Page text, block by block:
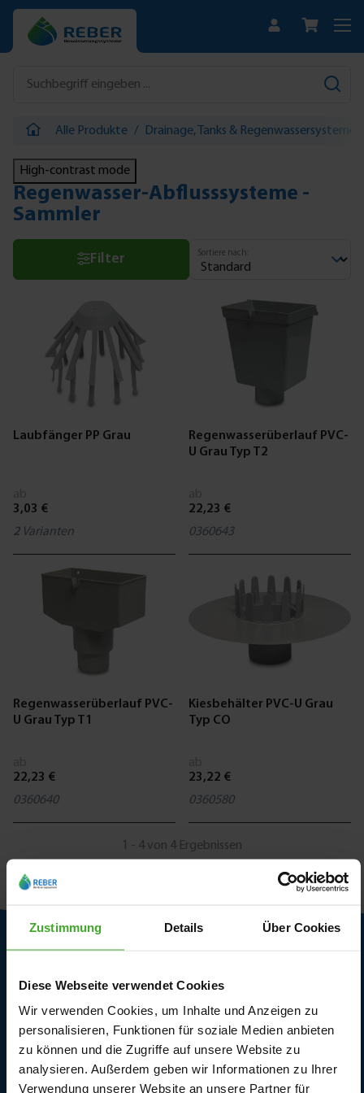
Zustimmung Details Über Cookies
Diese Webseite verwendet Cookies
Wir verwenden Cookies, um Inhalte und Anzeigen zu
personalisieren, Funktionen für soziale Medien anbieten
zu können und die Zugriffe auf unsere Website zu
analysieren. Außerdem geben wir Informationen zu Ihrer
Verwendung unserer Website an unsere Partner für
Zum Hauptinhalt springen
Alle Produkte / Drainage, Tanks & Regenwassersysteme
High-contrast mode
Regenwasser-Abflusssysteme -
Sammler
Filter Sortiere nach:
Laubfänger PP Grau
3,03 €
2 Varianten
Regenwasserüberlauf PVC-
U Grau Typ T2
22,23 €
0360643
Regenwasserüberlauf PVC-
U Grau Typ T1
22,23 €
0360640
Kiesbehälter PVC-U Grau
Typ CO
23,22 €
0360580
1 - 4 von 4 Ergebnissen
Rückgabe und Garantie
Kontaktieren Sie uns